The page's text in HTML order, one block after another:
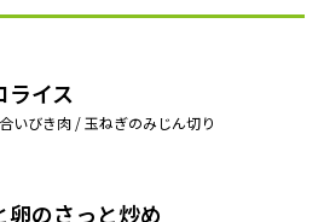
ライス
いびき肉 / 玉ねぎのみじん切り
卵のさっと炒め